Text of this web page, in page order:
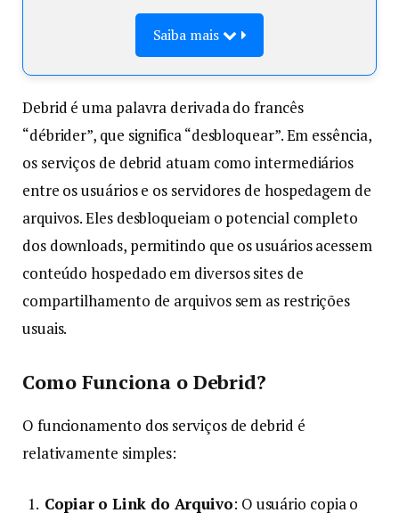
Saiba mais
Debrid é uma palavra derivada do francês
“débrider”, que significa “desbloquear”. Em essência,
os serviços de debrid atuam como intermediários
entre os usuários e os servidores de hospedagem de
arquivos. Eles desbloqueiam o potencial completo
dos downloads, permitindo que os usuários acessem
conteúdo hospedado em diversos sites de
compartilhamento de arquivos sem as restrições
usuais.
Como Funciona o Debrid?
O funcionamento dos serviços de debrid é
relativamente simples:
Copiar o Link do Arquivo: O usuário copia o